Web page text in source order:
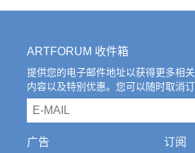
ARTFORUM 收件箱
提供您的电子邮件地址以获得更多相
内容以及特别优惠。您可以随时取消订
email
广告 订阅